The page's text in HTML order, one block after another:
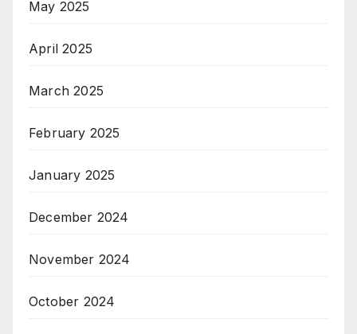
May 2025
April 2025
March 2025
February 2025
January 2025
December 2024
November 2024
October 2024